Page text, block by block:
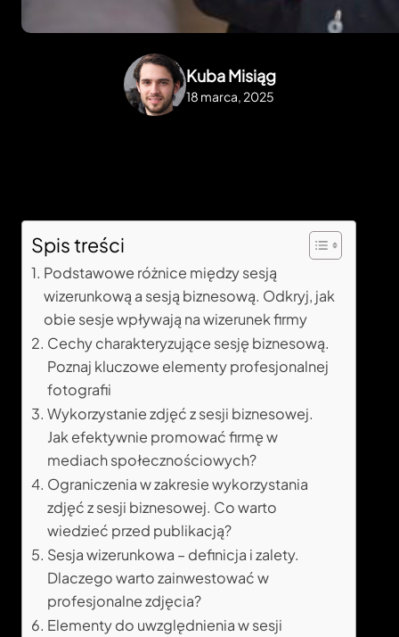
Kuba Misiąg
18 marca, 2025
Spis treści
Podstawowe różnice między sesją
wizerunkową a sesją biznesową. Odkryj, jak
obie sesje wpływają na wizerunek firmy
Cechy charakteryzujące sesję biznesową.
Poznaj kluczowe elementy profesjonalnej
fotografii
Wykorzystanie zdjęć z sesji biznesowej.
Jak efektywnie promować firmę w
mediach społecznościowych?
Ograniczenia w zakresie wykorzystania
zdjęć z sesji biznesowej. Co warto
wiedzieć przed publikacją?
Sesja wizerunkowa – definicja i zalety.
Dlaczego warto zainwestować w
profesjonalne zdjęcia?
Elementy do uwzględnienia w sesji